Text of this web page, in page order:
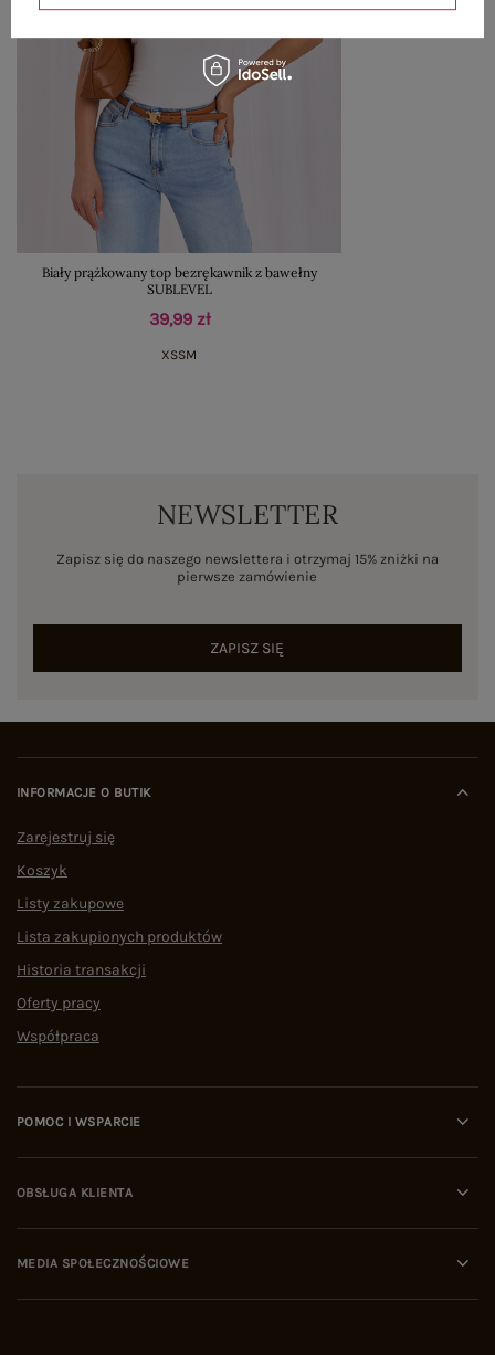
Biały prążkowany top bezrękawnik z bawełny
SUBLEVEL
39,99 zł
XSSM
NEWSLETTER
Zapisz się do naszego newslettera i otrzymaj 15% zniżki na
pierwsze zamówienie
ZAPISZ SIĘ
INFORMACJE O BUTIK
Zarejestruj się
Koszyk
Listy zakupowe
Lista zakupionych produktów
Historia transakcji
Oferty pracy
Współpraca
POMOC I WSPARCIE
OBSŁUGA KLIENTA
MEDIA SPOŁECZNOŚCIOWE